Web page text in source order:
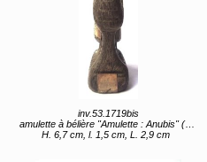
inv.53.1719bis
amulette à bélière "Amulette : Anubis" (titre d'usage)
H. 6,7 cm, l. 1,5 cm, L. 2,9 cm